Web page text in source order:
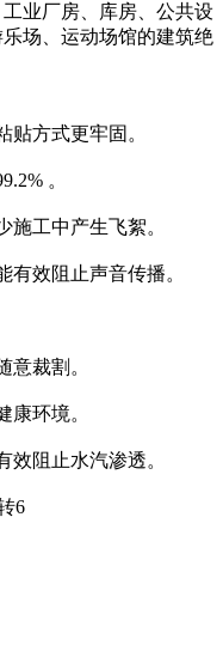
业厂房、库房、公共设
场、运动场馆的建筑绝
贴方式更牢固。
。
施工中产生飞絮。
效阻止声音传播。
意裁割。
康环境。
效阻止水汽渗透。
6